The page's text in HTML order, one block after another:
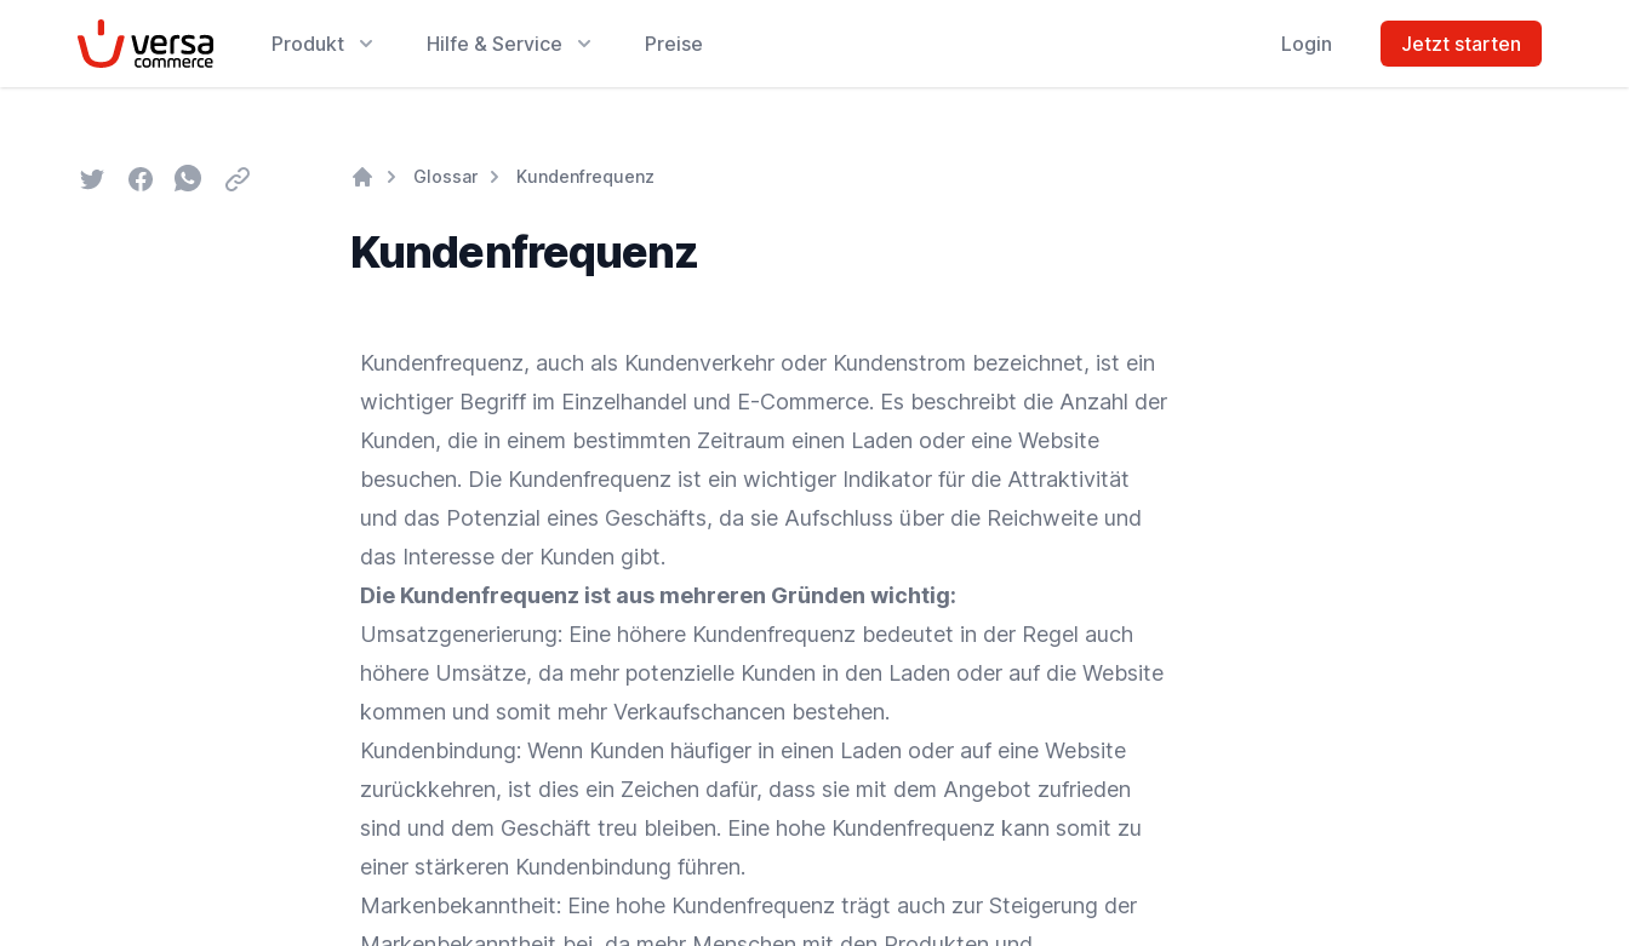
VersaCommerce Produkt Hilfe & Service Preise Login Jetzt starten
TwitterFacebookWhatsapp
Email Glossar Kundenfrequenz
Kundenfrequenz
Kundenfrequenz, auch als Kundenverkehr oder Kundenstrom bezeichnet, ist ein
wichtiger Begriff im Einzelhandel und E-Commerce. Es beschreibt die Anzahl der
Kunden, die in einem bestimmten Zeitraum einen Laden oder eine Website
besuchen. Die Kundenfrequenz ist ein wichtiger Indikator für die Attraktivität
und das Potenzial eines Geschäfts, da sie Aufschluss über die Reichweite und
das Interesse der Kunden gibt.
Die Kundenfrequenz ist aus mehreren Gründen wichtig:
Umsatzgenerierung: Eine höhere Kundenfrequenz bedeutet in der Regel auch
höhere Umsätze, da mehr potenzielle Kunden in den Laden oder auf die Website
kommen und somit mehr Verkaufschancen bestehen.
Kundenbindung: Wenn Kunden häufiger in einen Laden oder auf eine Website
zurückkehren, ist dies ein Zeichen dafür, dass sie mit dem Angebot zufrieden
sind und dem Geschäft treu bleiben. Eine hohe Kundenfrequenz kann somit zu
einer stärkeren Kundenbindung führen.
Markenbekanntheit: Eine hohe Kundenfrequenz trägt auch zur Steigerung der